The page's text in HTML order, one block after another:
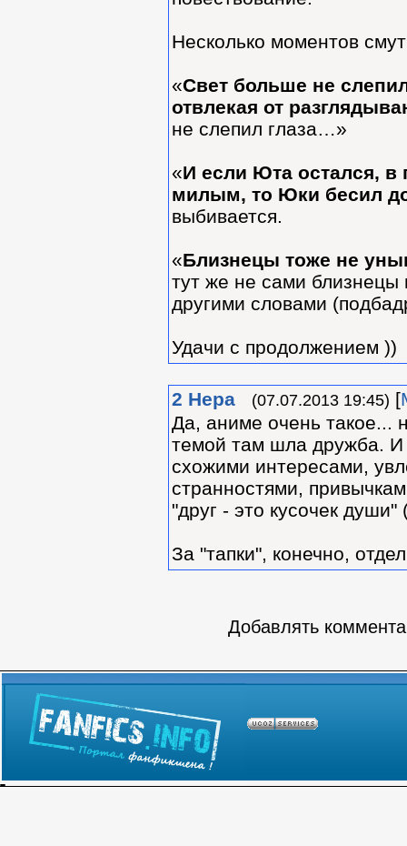
Несколько моментов
«Свет больше не
отвлекая от
не слепил глаза…»
«И если Юта остался, в
милым, то Юки бесил
выбивается.
«Близнецы тоже не
тут же не сами
другими словами
Удачи с продолжением ))
2 Нера (07.07.2013 19:45) [
Да, аниме очень такое...
темой там шла дружба. И
схожими интересами,
странностями,
"друг - это кусочек души"
За "тапки", конечно,
Добавлять